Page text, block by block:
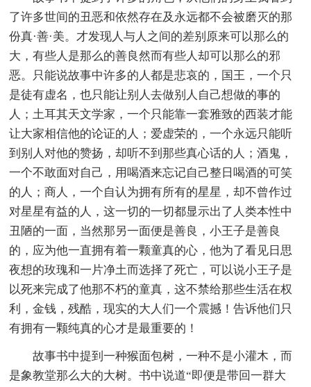
了许多世间的丑恶和依然存在及永远都不会被磨灭的那
份真·善·美。才发现人与人之间的差别原来可以那么的
大，有些人是那么的善良然而有些人却可以那么的邪
恶。只能说故事中许多的人都是悲哀的，国王，一个只
是徒有虚名，也只能让别人去做别人自己想做的事的
人；土耳其天文学家，一个只能靠一套雅致的西装才能
让大家相信他的论证的人；爱虚荣的，一个永远只能听
到别人对他的赞扬，却听不到那些真心话的人；酒鬼，
一个不敢面对自己，用喝酒来忘记自己整日喝酒的可笑
的人；商人，一个自认为拥有所有的星星，却不曾作过
对星星有益的人，这一切的一切都显示出了人类本性中
丑陋的一面，当然那另一面便是善良，小王子是善良
的，应为他一直拥有着一颗童真的心，他为了看见日思
夜想的玫瑰和一片净土而选择了死亡，可以说小王子是
以死来完成了他那不朽的童真，这不禁给那些生活在权
利，金钱，残酷，现实的大人们一个震撼！告诉他们只
有拥有一颗纯真的心才是最重要的！
故事书中提到一种猴面包树，一种不是小灌木，而
是象教堂那么大的大树。书中说道“即便是带回一群大